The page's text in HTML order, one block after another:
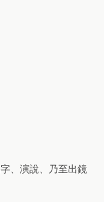
、演說、乃至出鏡